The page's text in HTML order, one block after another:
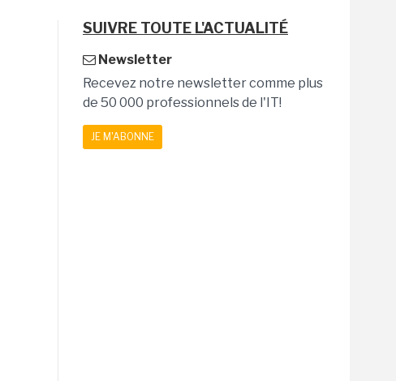
SUIVRE TOUTE L'ACTUALITÉ
Newsletter
Recevez notre newsletter comme plus
de 50 000 professionnels de l'IT!
JE M'ABONNE